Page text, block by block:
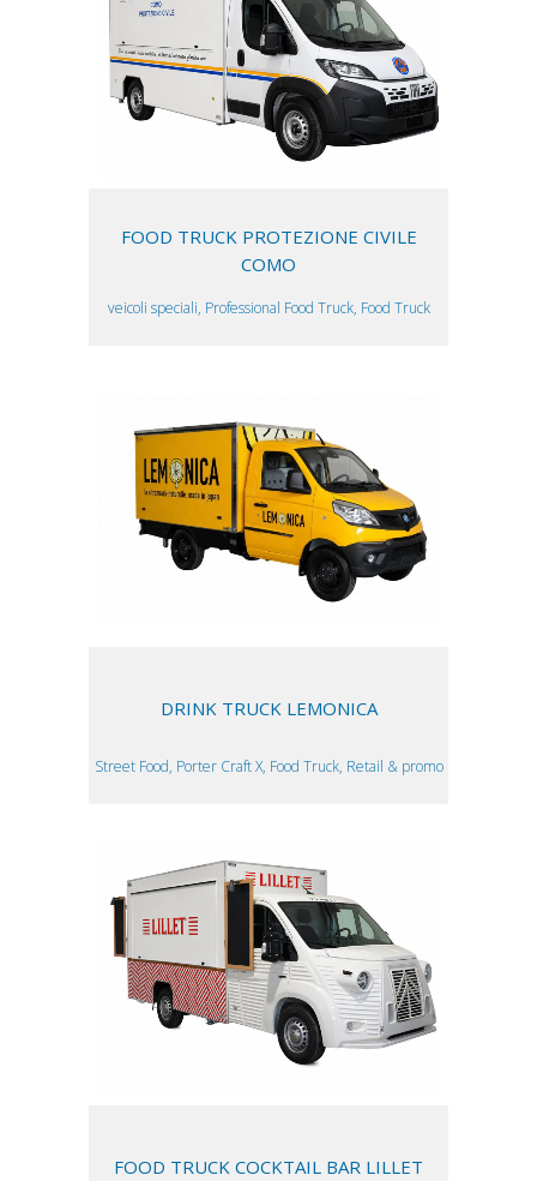
FOOD TRUCK PROTEZIONE CIVILE
COMO
veicoli speciali, Professional Food Truck, Food Truck
DRINK TRUCK LEMONICA
Street Food, Porter Craft X, Food Truck, Retail & promo
FOOD TRUCK COCKTAIL BAR LILLET